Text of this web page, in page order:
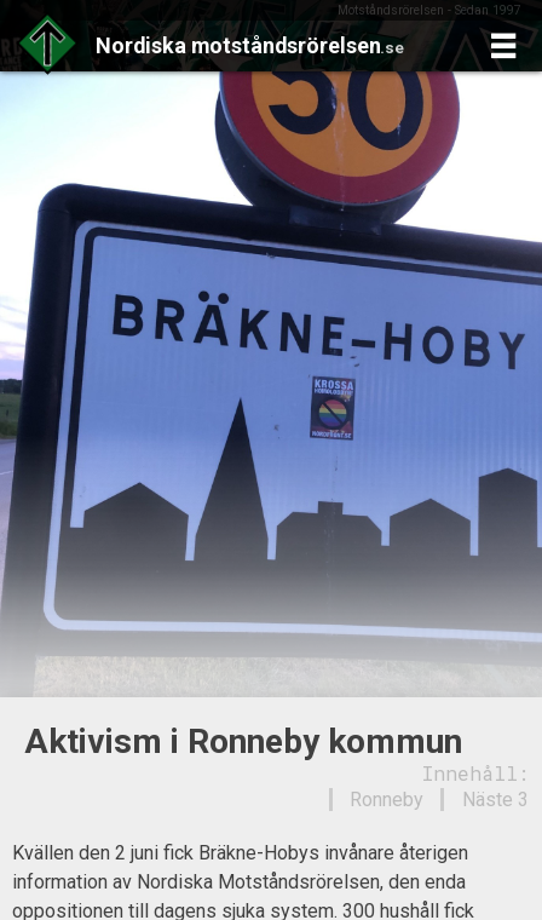
Motståndsrörelsen - Sedan 1997
Nordiska motståndsrörelsen.se
Skip
to
content
Aktivism i Ronneby kommun
Innehåll:
Näste 3
Ronneby
Kvällen den 2 juni fick Bräkne-Hobys invånare återigen
information av Nordiska Motståndsrörelsen, den enda
oppositionen till dagens sjuka system. 300 hushåll fick